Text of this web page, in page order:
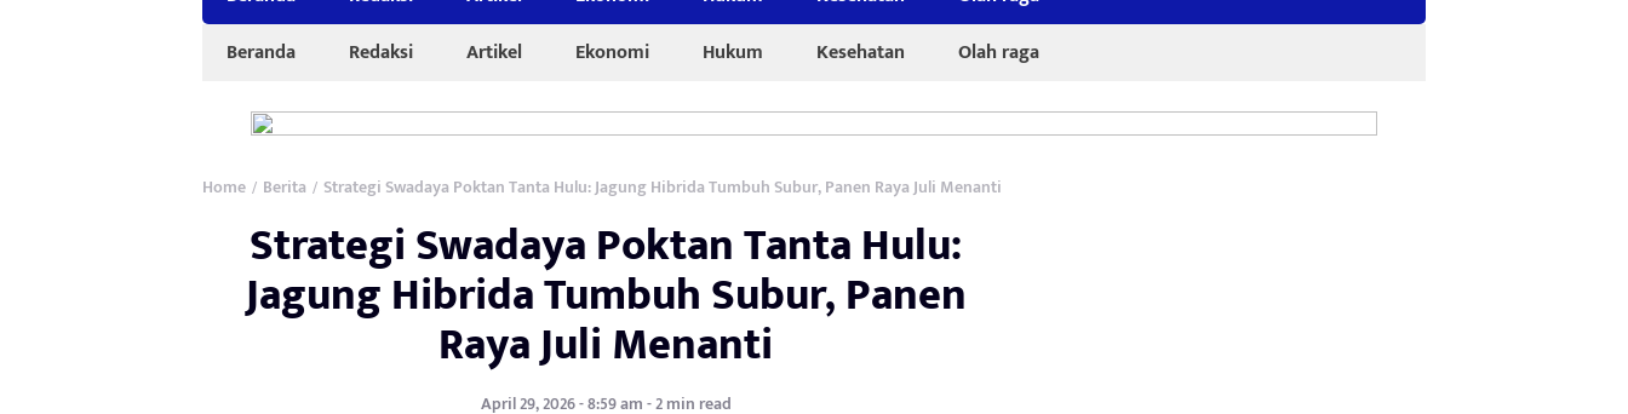
Beranda
Redaksi Artikel Ekonomi Hukum Kesehatan Olah raga
Home / Berita / Strategi Swadaya Poktan Tanta Hulu: Jagung Hibrida Tumbuh Subur, Panen Raya Juli Menanti
Strategi Swadaya Poktan Tanta Hulu:
Jagung Hibrida Tumbuh Subur, Panen
Raya Juli Menanti
April 29, 2026 - 8:59 am - 2 min read